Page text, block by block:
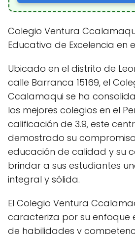
Colegio Ventura
Educativa de Excelencia en
Ubicado en el distrito de
calle Barranca 15169, el
Ccalamaqui se ha
los mejores colegios en el
calificación de 3.9, este
demostrado su
educación de calidad y su
brindar a sus estudiantes
integral y sólida.
El Colegio Ventura
caracteriza por su enfoque
de habilidades y